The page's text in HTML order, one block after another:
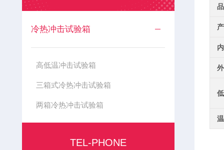
冷热冲击试验箱
高低温冲击试验箱
三箱式冷热冲击试验箱
两箱冷热冲击试验箱
TEL-PHONE